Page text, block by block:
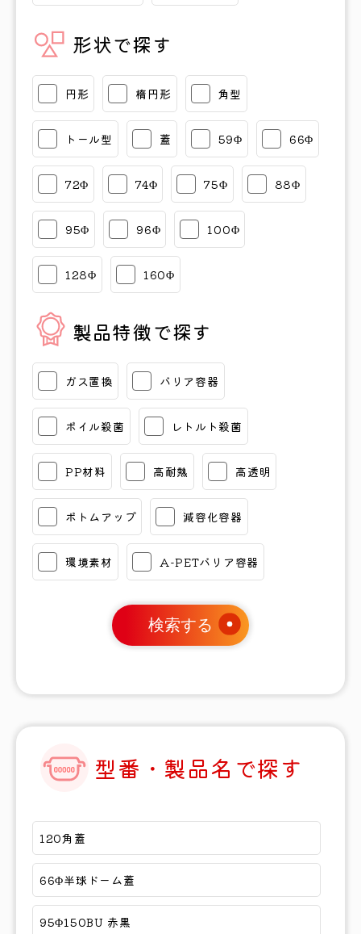
形状で探す
円形 楕円形 角型
トール型 蓋 59Φ 66Φ
72Φ 74Φ 75Φ 88Φ
95Φ 96Φ 100Φ
128Φ 160Φ
製品特徴で探す
ガス置換 バリア容器
ボイル殺菌 レトルト殺菌
PP材料 高耐熱 高透明
ボトムアップ 減容化容器
環境素材 A-PETバリア容器
検索する
型番・製品名で探す
120角蓋
66Φ半球ドーム蓋
95Φ150BU 赤黒